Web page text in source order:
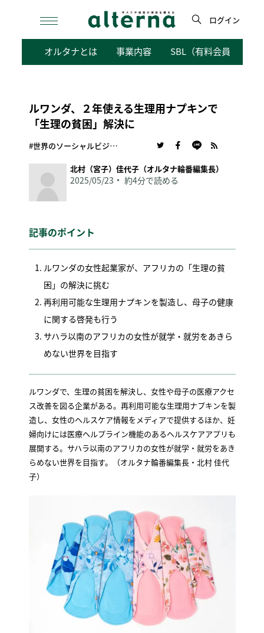
検
ログイン
オルタナとは 事業内容 SBL（有料会員向けサ
ルワンダ、２年使える生理用ナプキンで
「生理の貧困」解決に
#世界のソーシャルビジネス
北村（宮子）佳代子（オルタナ輪番編集長）
2025/05/23 約4分で読める
記事のポイント
ルワンダの女性起業家が、アフリカの「生理の貧
困」の解決に挑む
再利用可能な生理用ナプキンを製造し、母子の健康
に関する啓発も行う
サハラ以南のアフリカの女性が就学・就労をあきら
めない世界を目指す
ルワンダで、生理の貧困を解決し、女性や母子の医療アクセ
ス改善を図る企業がある。再利用可能な生理用ナプキンを製
造し、女性のヘルスケア情報をメディアで提供するほか、妊
婦向けには医療ヘルプライン機能のあるヘルスケアアプリも
展開する。サハラ以南のアフリカの女性が就学・就労をあき
らめない世界を目指す。（オルタナ輪番編集長・北村 佳代
子）